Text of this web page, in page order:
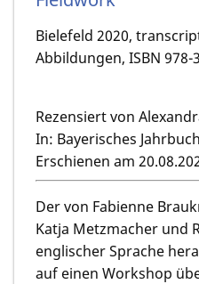
Bielefeld 2020,
Abbildungen, ISBN 978-
Rezensiert von
In: Bayerisches
Erschienen am
Der von Fabienne
Katja Metzmacher und
englischer Sprache
auf einen Workshop